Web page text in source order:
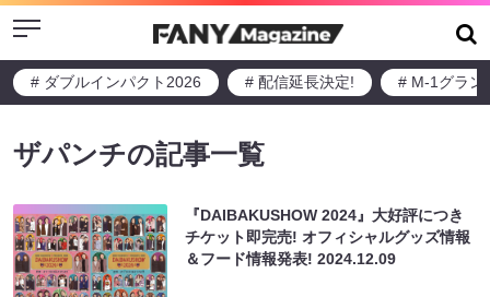
Menu
# ダブルインパクト2026 # 配信延長決定! # M-1グラン
ザパンチの記事一覧
『DAIBAKUSHOW 2024』大好評につき
チケット即完売! オフィシャルグッズ情報
＆フード情報発表!2024.12.09